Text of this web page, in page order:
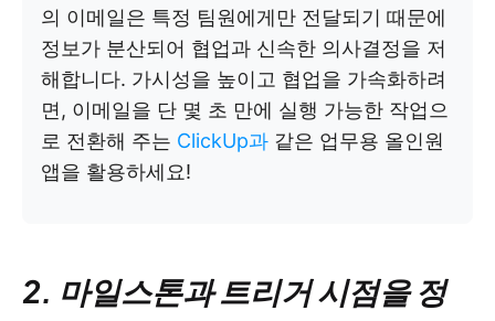
의 이메일은 특정 팀원에게만 전달되기 때문에
정보가 분산되어 협업과 신속한 의사결정을 저
해합니다. 가시성을 높이고 협업을 가속화하려
면, 이메일을 단 몇 초 만에 실행 가능한 작업으
로 전환해 주는 ClickUp과 같은 업무용 올인원
앱을 활용하세요!
2. 마일스톤과 트리거 시점을 정